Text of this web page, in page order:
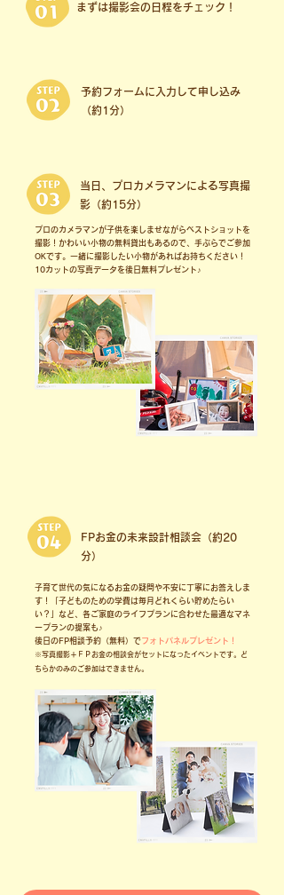
まずは撮影会の日程をチェック！
​予約フォームに入力して申し込み
（約1分）
当日、プロカメラマンによる写真撮
影（約15分）
​プロのカメラマンが子供を楽しませながらベストショットを
撮影！かわいい小物の無料貸出もあるので、手ぶらでご参加
OKです。一緒に撮影したい小物があればお持ちください！
10カットの写真データを後日無料プレゼント♪
FPお金の未来設計相談会（約20
分）
​子育て世代の気になるお金の疑問や不安に丁寧にお答えしま
す！
「子どものための学費は毎月どれくらい貯めたらい
い？」など、各ご家庭のライフプランに合わせた最適なマネ
ープランの提案も♪
後日のFP相談予約（無料）でフォトパネルプレゼント！
※写真撮影＋ＦＰお金の相談会がセットになったイベントです。ど
ちらかのみのご参加はできません。